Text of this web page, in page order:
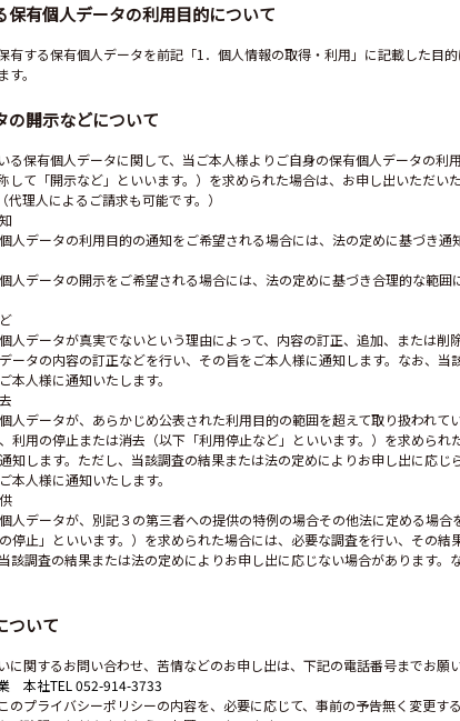
保有個人データの利用目的について
有する保有個人データを前記「1．個人情報の取得・利用」に記載した目
。
の開示などについて
る保有個人データに関して、当ご本人様よりご自身の保有個人データの
して「開示など」といいます。）を求められた場合は、お申し出いただ
代理人によるご請求も可能です。）
人データの利用目的の通知をご希望される場合には、法の定めに基づき
人データの開示をご希望される場合には、法の定めに基づき合理的な範
人データが真実でないという理由によって、内容の訂正、追加、または
ータの内容の訂正などを行い、その旨をご本人様に通知します。なお、
本人様に通知いたします。
人データが、あらかじめ公表された利用目的の範囲を超えて取り扱われ
利用の停止または消去（以下「利用停止など」といいます。）を求めら
知します。ただし、当該調査の結果または法の定めによりお申し出に応
本人様に通知いたします。
人データが、別記３の第三者への提供の特例の場合その他法に定める場
の停止」といいます。）を求められた場合には、必要な調査を行い、その
該調査の結果または法の定めによりお申し出に応じない場合があります
ついて
に関するお問い合わせ、苦情などのお申し出は、下記の電話番号までお願い
本社TEL 052-914-3733
のプライバシーポリシーの内容を、必要に応じて、事前の予告無く変更